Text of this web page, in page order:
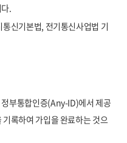
.
신기본법, 전기통신사업법 기
부통합인증(Any-ID)에서 제공
록하여 가입을 완료하는 것으